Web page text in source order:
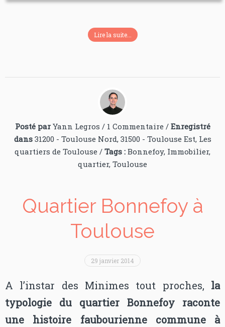
Lire la suite...
Posté par Yann Legros / 1 Commentaire / Enregistré
dans 31200 - Toulouse Nord, 31500 - Toulouse Est, Les
quartiers de Toulouse / Tags : Bonnefoy, Immobilier,
quartier, Toulouse
Quartier Bonnefoy à
Toulouse
29 janvier 2014
A l’instar des Minimes tout proches, la
typologie du quartier Bonnefoy raconte
une histoire faubourienne commune à